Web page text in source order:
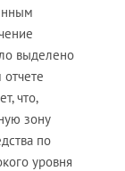
выделено
что,
зону
по
уровня